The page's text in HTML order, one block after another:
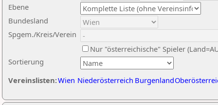
Ebene
Sortierung
Bundesland
Spgem./Kreis/Verein
Nur "österreichische" Spieler
Vereinslisten:Wien Niederösterreich Burgenland